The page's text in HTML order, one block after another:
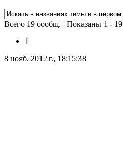
Всего 19 сообщ. | Показаны 1 - 19
1
8 нояб. 2012 г., 18:15:38